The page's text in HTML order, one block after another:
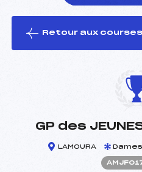
le ski
Retour aux courses
GP des
LAMOURA Dames